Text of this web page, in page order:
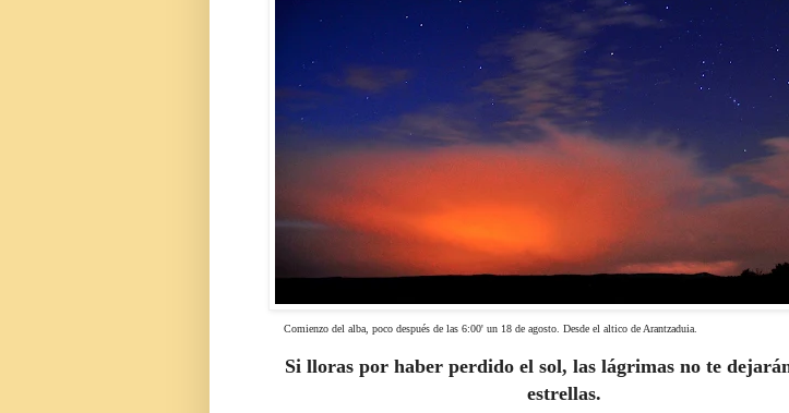
Comienzo del alba, poco después de las 6:00' un 18 de agosto. Desde el altico de Arantzaduia.
Si lloras por haber perdido el sol, las lágrimas no te
estrellas.